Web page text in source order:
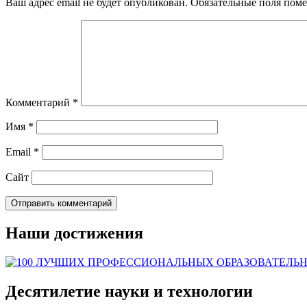
Ваш адрес email не будет опубликован. Обязательные поля
Комментарий *
Имя *
Email *
Сайт
Наши достижения
Десятилетие науки и технологии